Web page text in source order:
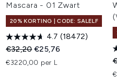
Mascara - 01 Zwart
20% KORTING | CODE: SALELF
4.7 (18472)
Recommended Retail Price:
€32,20Huidige prijs:
€25,76
€3220,00 per L